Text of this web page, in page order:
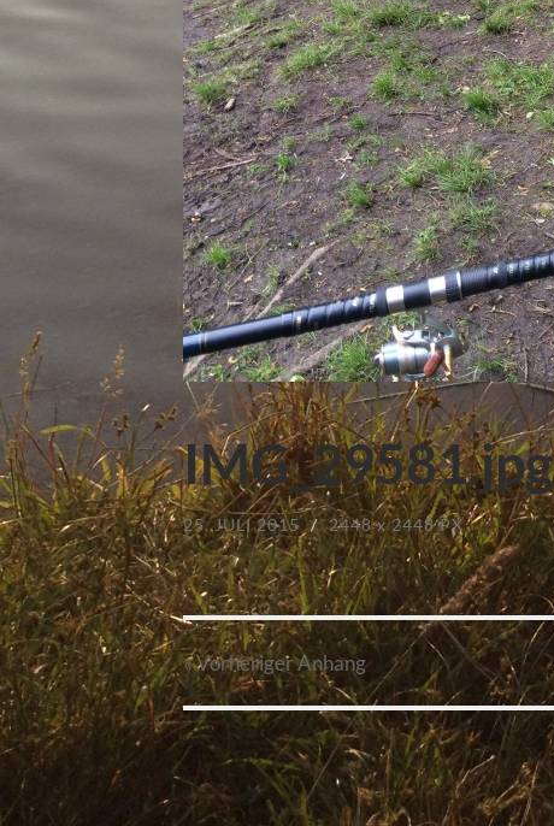
IMG_29581.jpg
25. JULI 2015 / 2448x2448 PX
« VorherigerAnhang